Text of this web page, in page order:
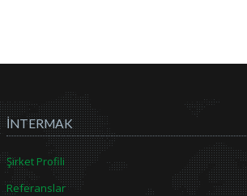
İNTERMAK
Şirket Profili
Referanslar